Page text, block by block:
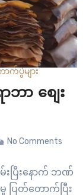
ာက်ပွဲများ
ဘာ စျေး
No Comments
းပြီးနောက် ဘဏ်
ပြတ်တောက်ပြီး